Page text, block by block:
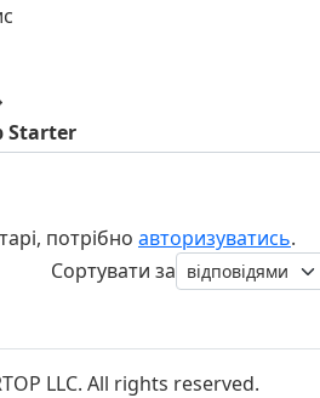
Starter
потрібно авторизуватись.
Сортувати за
LLC. All rights reserved.